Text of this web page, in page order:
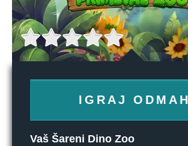
IGRAJ ODMAH
Vaš Šareni Dino Zoo